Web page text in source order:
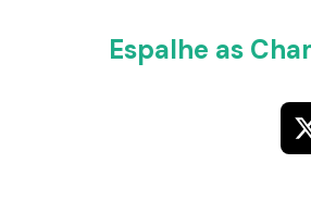
Espalhe as